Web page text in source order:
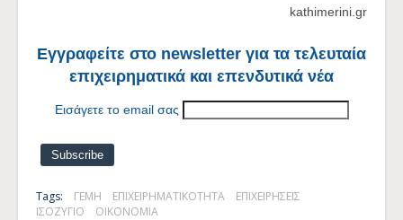
kathimerini.gr
Εγγραφείτε στο newsletter για τα τελευταία
επιχειρηματικά και επενδυτικά νέα
Εισάγετε το email σας
Tags: ΓΕΜΗ ΕΠΙΧΕΙΡΗΜΑΤΙΚΟΤΗΤΑ
ΕΠΙΧΕΙΡΗΣΕΙΣ
ΙΣΟΖΥΓΙΟ
ΟΙΚΟΝΟΜΙΑ